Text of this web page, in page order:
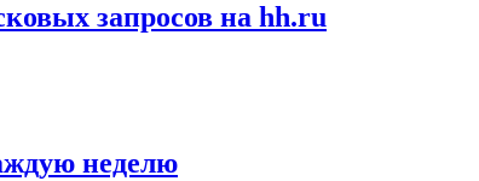
запросов на hh.ru
неделю